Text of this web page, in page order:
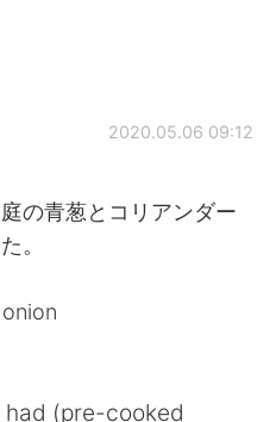
2020.05.06 09:12
の青葱とコリアンダー
。
had (pre-cooked